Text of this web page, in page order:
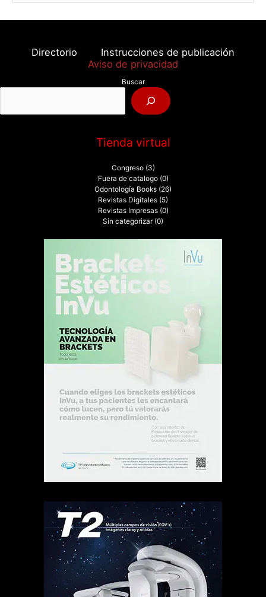
u
s
o
:
Directorio
Instrucciones de publicación
Aviso de privacidad
Buscar
Tienda virtual
Congreso (3)
Fuera de catalogo (0)
Odontología Books (26)
Revistas Digitales (5)
Revistas Impresas (0)
Sin categorizar (0)